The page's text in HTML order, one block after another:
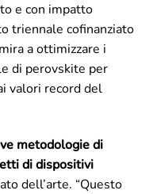
e con impatto
triennale cofinanziato
a ottimizzare i
di perovskite per
valori record del
metodologie di
di dispositivi
dell’arte. “Questo